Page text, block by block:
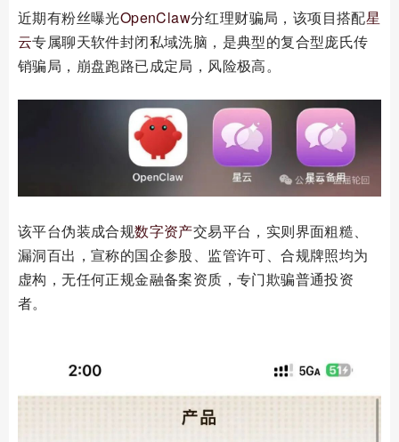
近期有粉丝曝光OpenClaw分红理财骗局，该项目搭配星
云专属聊天软件封闭私域洗脑，是典型的复合型庞氏传
销骗局，崩盘跑路已成定局，风险极高。
该平台伪装成合规数字资产交易平台，实则界面粗糙、
漏洞百出，宣称的国企参股、监管许可、合规牌照均为
虚构，无任何正规金融备案资质，专门欺骗普通投资
者。